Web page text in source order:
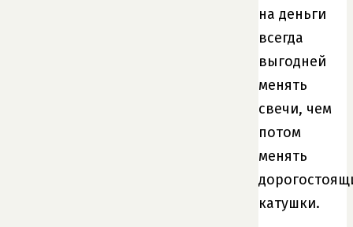
на деньги
всегда
выгодней
менять
свечи, чем
потом
менять
катушки.